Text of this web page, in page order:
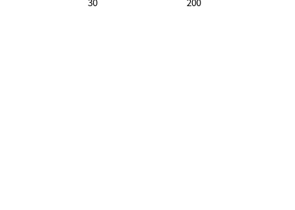
30 200